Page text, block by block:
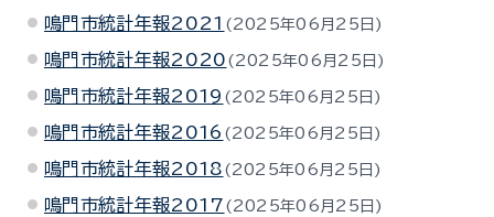
鳴門市統計年報2021 2025年06月25日
鳴門市統計年報2020 2025年06月25日
鳴門市統計年報2019 2025年06月25日
鳴門市統計年報2016 2025年06月25日
鳴門市統計年報2018 2025年06月25日
鳴門市統計年報2017 2025年06月25日